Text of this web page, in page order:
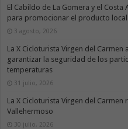
El Cabildo de La Gomera y el
para promocionar el producto local
3 agosto, 2026
La X Cicloturista Virgen del
garantizar la seguridad de los
temperaturas
31 julio, 2026
La X Cicloturista Virgen del
Vallehermoso
30 julio, 2026